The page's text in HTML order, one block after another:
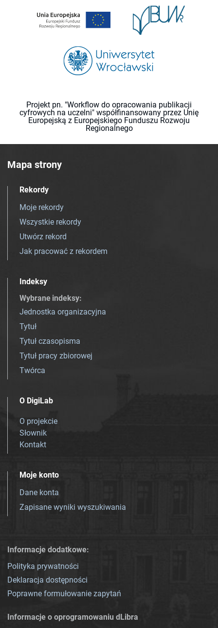
Projekt pn. "Workflow do opracowania publikacji
cyfrowych na uczelni" współfinansowany przez Unię
Europejską z Europejskiego Funduszu Rozwoju
Regionalnego
Mapa strony
Rekordy
Moje rekordy
Wszystkie rekordy
Utwórz rekord
Jak pracować z rekordem
Indeksy
Wybrane indeksy:
Jednostka organizacyjna
Tytuł
Tytuł czasopisma
Tytuł pracy zbiorowej
Twórca
O DigiLab
O projekcie
Słownik
Kontakt
Moje konto
Dane konta
Zapisane wyniki wyszukiwania
Informacje dodatkowe:
Polityka prywatności
Deklaracja dostępności
Poprawne formułowanie zapytań
Informacje o oprogramowaniu dLibra